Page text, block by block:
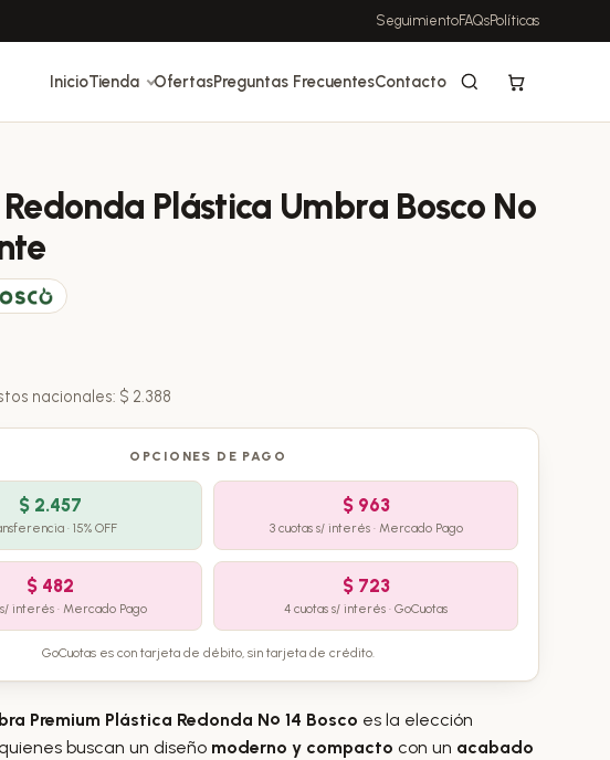
SeguimientoFAQsPolíticas
InicioTienda OfertasPreguntas FrecuentesContacto
Plástica Umbra Bosco Nº
nacionales: $ 2.388
OPCIONES DE PAGO
$2.457
· 15% OFF
$963
3 cuotas s/ interés · Mercado Pago
$482
interés · Mercado Pago
$723
4 cuotas s/ interés · GoCuotas
GoCuotas es con tarjeta de débito, sin tarjeta de crédito.
Premium Plástica Redonda Nº 14 Bosco es la elección
buscan un diseño moderno y compacto con un acabado